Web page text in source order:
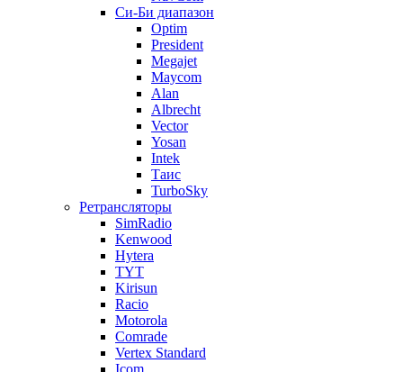
Си-Би диапазон
Optim
President
Megajet
Maycom
Alan
Albrecht
Vector
Yosan
Intek
Таис
TurboSky
Ретрансляторы
SimRadio
Kenwood
Hytera
TYT
Kirisun
Racio
Motorola
Comrade
Vertex Standard
Icom